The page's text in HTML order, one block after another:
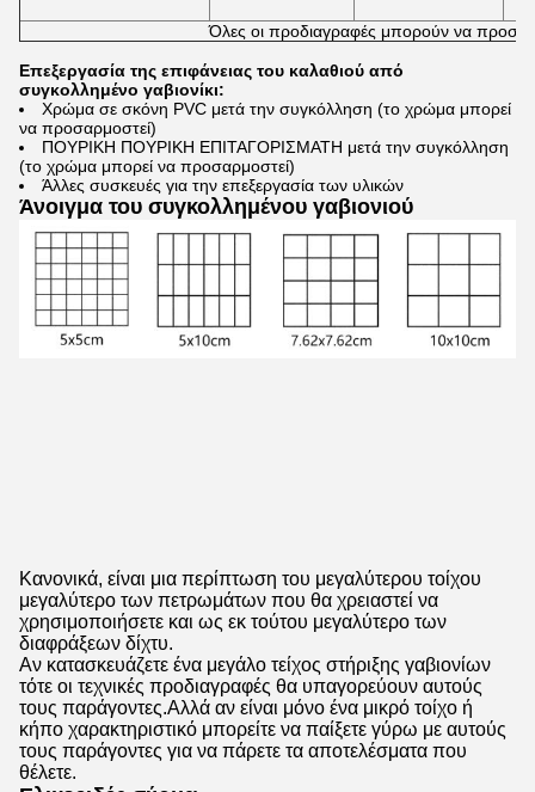
Όλες οι προδιαγραφές μπορούν να
Επεξεργασία της επιφάνειας του καλαθιού από
συγκολλημένο γαβιονίκι:
Χρώμα σε σκόνη PVC μετά την συγκόλληση (το χρώμα μπορεί
να προσαρμοστεί)
ΠΟΥΡΙΚΗ ΠΟΥΡΙΚΗ ΕΠΙΤΑΓΟΡΙΣΜΑΤΗ μετά την συγκόλληση
(το χρώμα μπορεί να προσαρμοστεί)
Άλλες συσκευές για την επεξεργασία των υλικών
Άνοιγμα του συγκολλημένου γαβιονιού
Κανονικά, είναι μια περίπτωση του μεγαλύτερου τοίχου
μεγαλύτερο των πετρωμάτων που θα χρειαστεί να
χρησιμοποιήσετε και ως εκ τούτου μεγαλύτερο των
διαφράξεων δίχτυ.
Αν κατασκευάζετε ένα μεγάλο τείχος στήριξης γαβιονίων
τότε οι τεχνικές προδιαγραφές θα υπαγορεύουν αυτούς
τους παράγοντες.Αλλά αν είναι μόνο ένα μικρό τοίχο ή
κήπο χαρακτηριστικό μπορείτε να παίξετε γύρω με αυτούς
τους παράγοντες για να πάρετε τα αποτελέσματα που
θέλετε.